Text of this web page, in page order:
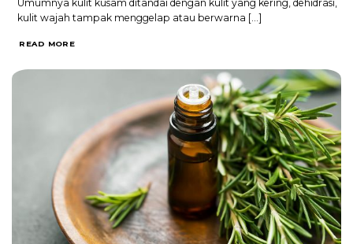
Umumnya kulit kusam ditandai dengan kulit yang kering, dehidrasi,
kulit wajah tampak menggelap atau berwarna [...]
READ MORE